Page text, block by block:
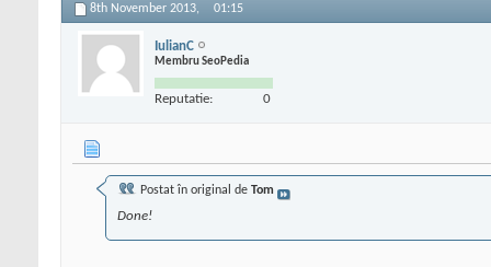
8th November 2013, 01:15
IulianC
Membru SeoPedia
Reputatie: 0
Postat în original de Tom
Done!